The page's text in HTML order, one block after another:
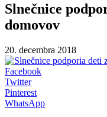
Slnečnice
domovov
20. decembra 2018
Facebook
Twitter
Pinterest
WhatsApp